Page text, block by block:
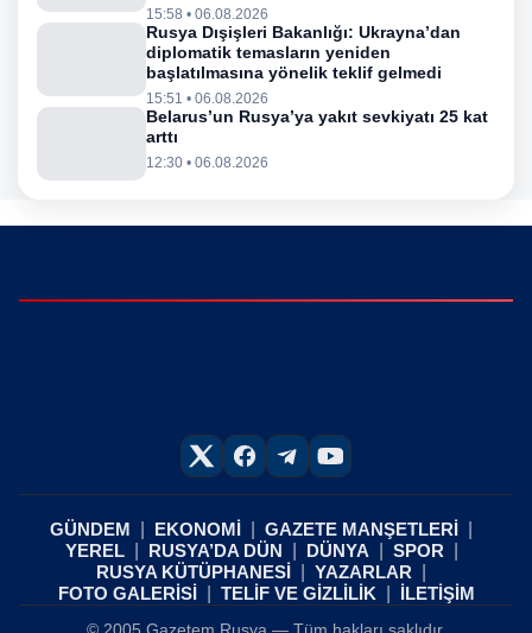
15:58 • 06.08.2026
Rusya Dışişleri Bakanlığı: Ukrayna’dan
diplomatik temasların yeniden
başlatılmasına yönelik teklif gelmedi
15:51 • 06.08.2026
Belarus’un Rusya’ya yakıt sevkiyatı 25 kat
arttı
12:30 • 06.08.2026
GÜNDEM EKONOMİ
GAZETE MANŞETLERİ
YEREL
RUSYA’DA DÜN DÜNYA
SPOR
RUSYA KÜTÜPHANESİ
YAZARLAR
FOTO GALERİSİ
TELİF VE GİZLİLİK İLETİŞİM